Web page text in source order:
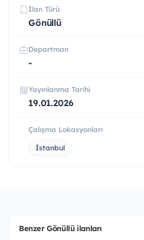
İlan Türü
Gönüllü
Departman
-
Yayınlanma Tarihi
19.01.2026
Çalışma Lokasyonları
İstanbul
Benzer Gönüllü ilanları